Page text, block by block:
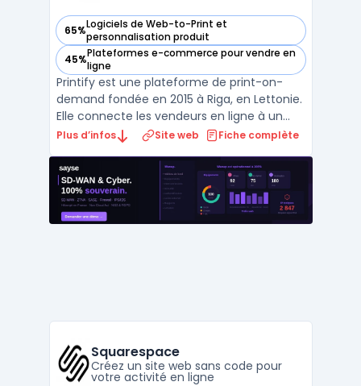
65%Logiciels de Web-to-Print et
personnalisation produit
— voir Printify dans cette catégorie
45%Plateformes e-commerce pour vendre en
ligne
— voir Printify dans cette catégorie
Printify est une plateforme de print-on-
demand fondée en 2015 à Riga, en Lettonie.
Elle connecte les vendeurs en ligne à un
réseau de plus de 80 fournisseurs
Amérique du Nord et en Asie. Le vendeur
crée ses designs, les applique sur les
produits du catalogue, et P ...
Plus d’infos Site web Fiche complète
Squarespace
Créez un site web sans code pour
votre activité en ligne